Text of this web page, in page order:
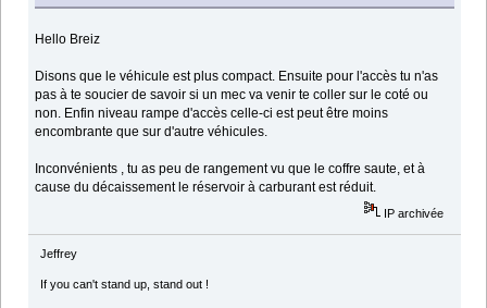
Hello Breiz
Disons que le véhicule est plus compact. Ensuite pour l'accès tu n'as
pas à te soucier de savoir si un mec va venir te coller sur le coté ou
non. Enfin niveau rampe d'accès celle-ci est peut être moins
encombrante que sur d'autre véhicules.
Inconvénients , tu as peu de rangement vu que le coffre saute, et à
cause du décaissement le réservoir à carburant est réduit.
IP archivée
Jeffrey
If you can't stand up, stand out !